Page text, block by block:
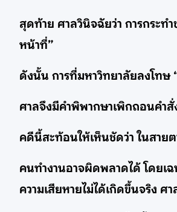
สุดท้าย ศาลวินิจฉัยว่า การกระท
หน้าที่”
ดังนั้น การที่มหาวิทยาลัยลงโทษ
ศาลจึงมีคำพิพากษาเพิกถอนคำ
คดีนี้สะท้อนให้เห็นชัดว่า ในสายต
คนทำงานอาจผิดพลาดได้ โดยเ
ความเสียหายไม่ได้เกิดขึ้นจริง ศ